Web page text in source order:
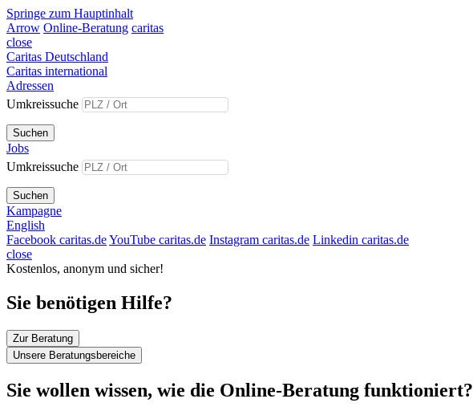
Springe zum Hauptinhalt
Arrow Online-Beratung caritas
close
Caritas Deutschland
Caritas international
Adressen
Umkreissuche
Suchen
Jobs
Umkreissuche
Suchen
Kampagne
English
Facebook caritas.deYouTube caritas.de Instagram caritas.de Linkedin caritas.de
close
Kostenlos, anonym und sicher!
Sie benötigen Hilfe?
Zur Beratung
Unsere Beratungsbereiche
Sie wollen wissen, wie die Online-Beratung funktioniert?